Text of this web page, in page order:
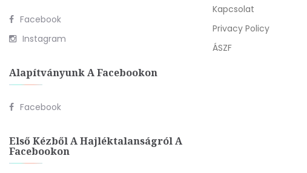
Facebook
Instagram
Alapítványunk A Facebookon
Facebook
Első Kézből A Hajléktalanságról A
Facebookon
Kapcsolat
Privacy Policy
ÁSZF